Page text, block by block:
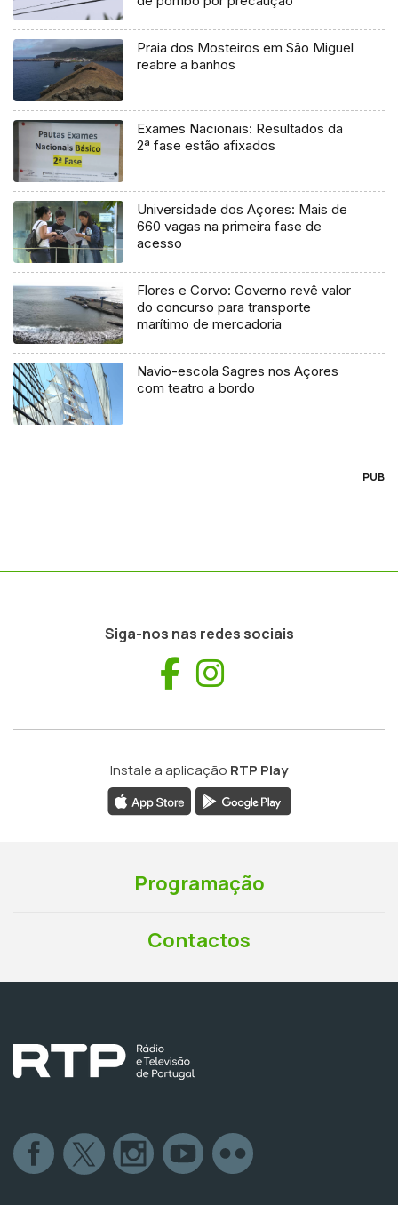
Praia dos Mosteiros em São Miguel
reabre a banhos
Exames Nacionais: Resultados da
2ª fase estão afixados
Universidade dos Açores: Mais de
660 vagas na primeira fase de
acesso
Flores e Corvo: Governo revê valor
do concurso para transporte
marítimo de mercadoria
Navio-escola Sagres nos Açores
com teatro a bordo
PUB
Siga-nos nas redes sociais
Facebook
Instale a aplicação RTP Play
Programação
Contactos